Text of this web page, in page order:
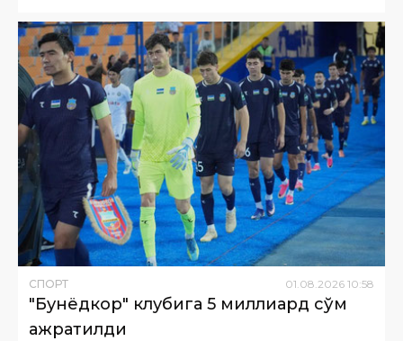
СПОРТ 01.08.2026 10:58
"Бунёдкор" клубига 5 миллиард сўм
ажратилди